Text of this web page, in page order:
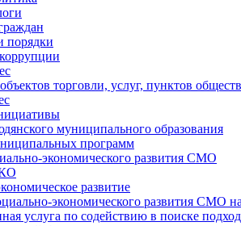
порядки
торговли, услуг, пунктов
муниципального образования
программ
экономического развития СМО
развитие
экономического развития СМО
услуга по содействию в поиске